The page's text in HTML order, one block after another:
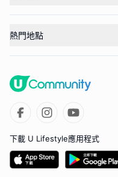
熱門地點
下載 U Lifestyle應用程式